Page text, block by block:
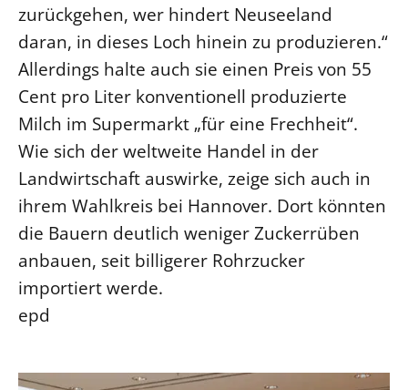
zurückgehen, wer hindert Neuseeland
daran, in dieses Loch hinein zu produzieren.“
Allerdings halte auch sie einen Preis von 55
Cent pro Liter konventionell produzierte
Milch im Supermarkt „für eine Frechheit“.
Wie sich der weltweite Handel in der
Landwirtschaft auswirke, zeige sich auch in
ihrem Wahlkreis bei Hannover. Dort könnten
die Bauern deutlich weniger Zuckerrüben
anbauen, seit billigerer Rohrzucker
importiert werde.
epd